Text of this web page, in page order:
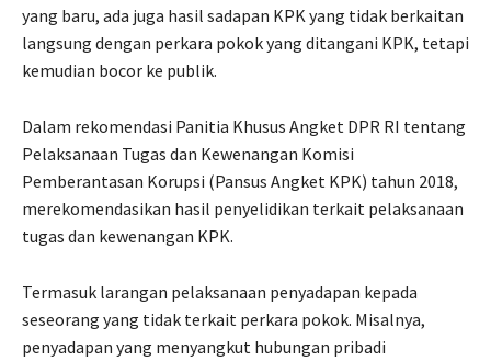
yang baru, ada juga hasil sadapan KPK yang tidak berkaitan
langsung dengan perkara pokok yang ditangani KPK, tetapi
kemudian bocor ke publik.
Dalam rekomendasi Panitia Khusus Angket DPR RI tentang
Pelaksanaan Tugas dan Kewenangan Komisi
Pemberantasan Korupsi (Pansus Angket KPK) tahun 2018,
merekomendasikan hasil penyelidikan terkait pelaksanaan
tugas dan kewenangan KPK.
Termasuk larangan pelaksanaan penyadapan kepada
seseorang yang tidak terkait perkara pokok. Misalnya,
penyadapan yang menyangkut hubungan pribadi